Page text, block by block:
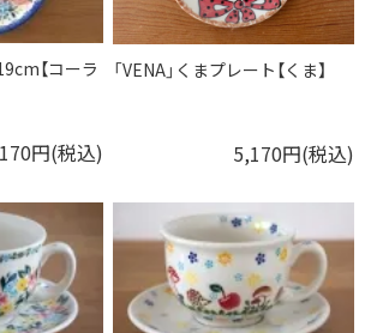
【コーラ
円(税込)
「VENA」くまプレート【くま】
5,170円(税込)